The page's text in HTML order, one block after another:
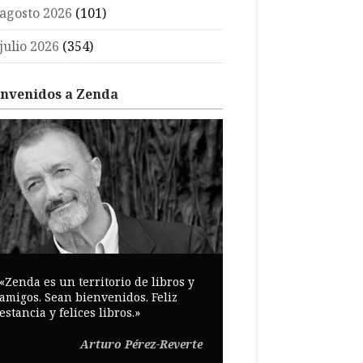
2026 (101)
2026 (354)
a Zenda
es un territorio de libros y
Sean bienvenidos. Feliz
y felices libros.»
Arturo Pérez-Reverte